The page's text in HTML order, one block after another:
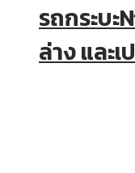
รถกระบะ
ล่าง และ